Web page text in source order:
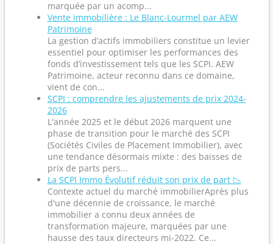
marquée par un acomp...
Vente immobilière : Le Blanc-Lourmel par AEW
Patrimoine
La gestion d’actifs immobiliers constitue un levier
essentiel pour optimiser les performances des
fonds d’investissement tels que les SCPI. AEW
Patrimoine, acteur reconnu dans ce domaine,
vient de con...
SCPI : comprendre les ajustements de prix 2024-
2026
L'année 2025 et le début 2026 marquent une
phase de transition pour le marché des SCPI
(Sociétés Civiles de Placement Immobilier), avec
une tendance désormais mixte : des baisses de
prix de parts pers...
La SCPI Immo Évolutif réduit son prix de part 📉
Contexte actuel du marché immobilierAprès plus
d'une décennie de croissance, le marché
immobilier a connu deux années de
transformation majeure, marquées par une
hausse des taux directeurs mi-2022. Ce...